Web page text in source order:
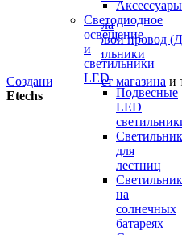
Аксессуары
Светодиодное
освещение
и
светильники
LED
Подвесные
LED
для
лестниц
на
солнечных
батареях
Зеркала
Световой провод
Светильники
Создание интернет магазина и
Etechs